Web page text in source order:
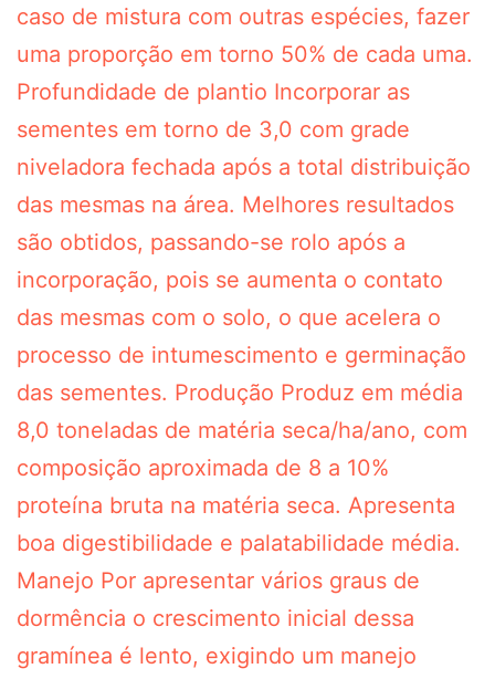
caso de mistura com outras espécies, fazer
uma proporção em torno 50% de cada uma.
Profundidade de plantio Incorporar as
sementes em torno de 3,0 com grade
niveladora fechada após a total distribuição
das mesmas na área. Melhores resultados
são obtidos, passando-se rolo após a
incorporação, pois se aumenta o contato
das mesmas com o solo, o que acelera o
processo de intumescimento e germinação
das sementes. Produção Produz em média
8,0 toneladas de matéria seca/ha/ano, com
composição aproximada de 8 a 10%
proteína bruta na matéria seca. Apresenta
boa digestibilidade e palatabilidade média.
Manejo Por apresentar vários graus de
dormência o crescimento inicial dessa
gramínea é lento, exigindo um manejo